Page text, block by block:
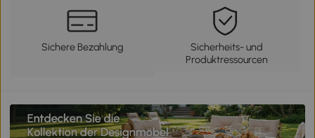
Sichere Bezahlung
Sicherheits- und
Produktressourcen